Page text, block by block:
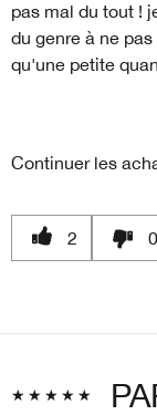
pas mal du tout !
du genre à ne
qu'une petite
Continuer les
2 0